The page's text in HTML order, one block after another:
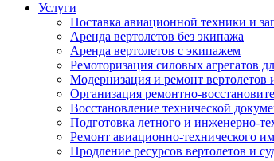
Услуги
Поставка авиационной техники и
Аренда вертолетов без экипажа
Аренда вертолетов с экипажем
Ремоторизация силовых агрегатов
Модернизация и ремонт вертолетов
Организация ремонтно-
Восстановление технической
Подготовка летного и инженерно-
Ремонт авиационно-технического
Продление ресурсов вертолетов и